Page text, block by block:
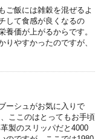
ご飯には雑穀を混ぜるよ
して食感が良くなるの
養価が上がるからです。
りやすかったのですが、
ーシュがお気に入りで
ここのはとってもお手頃
製のスリッパだと4000